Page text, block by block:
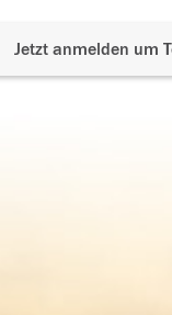
Jetzt anmelden um